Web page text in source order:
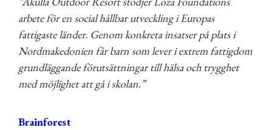
arbete för en social hållbar utveckling i Europas
fattigaste länder. Genom konkreta insatser på plats i
Nordmakedonien får barn som lever i extrem fattigdom
grundläggande förutsättningar till hälsa och trygghet
med möjlighet att gå i skolan.”
Brainforest